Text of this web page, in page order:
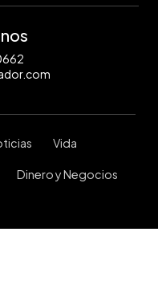
Vida
Dinero y Negocios